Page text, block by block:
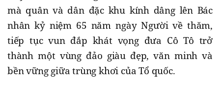
mà quân và dân đặc khu kính dâng lên Bác
nhân kỷ niệm 65 năm ngày Người về thăm,
tiếp tục vun đắp khát vọng đưa Cô Tô trở
thành một vùng đảo giàu đẹp, văn minh và
bền vững giữa trùng khơi của Tổ quốc.